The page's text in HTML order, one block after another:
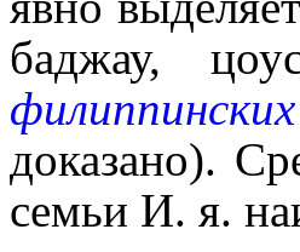
баджау,
доказано).
семьи И. я.